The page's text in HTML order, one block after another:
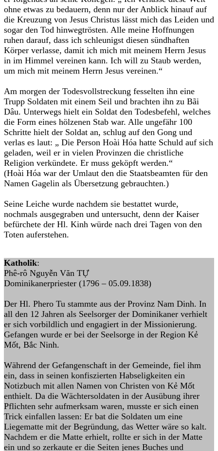
ohne etwas zu bedauern, denn nur der Anblick hinauf auf
die Kreuzung von Jesus Christus lässt mich das Leiden und
sogar den Tod hinwegtrösten. Alle meine Hoffnungen
ruhen darauf, dass ich schleunigst diesen sündhaften
Körper verlasse, damit ich mich mit meinem Herrn Jesus
in im Himmel vereinen kann. Ich will zu Staub werden,
um mich mit meinem Herrn Jesus vereinen.“
Am morgen der Todesvollstreckung fesselten ihn eine
Trupp Soldaten mit einem Seil und brachten ihn zu Bãi
Dâu. Unterwegs hielt ein Soldat den Todesbefehl, welches
die Form eines hölzenen Stab war. Alle ungefähr 100
Schritte hielt der Soldat an, schlug auf den Gong und
verlas es laut: „ Die Person Hoài Hóa hatte Schuld auf sich
geladen, weil er in vielen Provinzen die christliche
Religion verkündete. Er muss geköpft werden.“
(Hoài Hóa war der Umlaut den die Staatsbeamten für den
Namen Gagelin als Übersetzung gebrauchten.)
Seine Leiche wurde nachdem sie bestattet wurde,
nochmals ausgegraben und untersucht, denn der Kaiser
befürchete der Hl. Kinh würde nach drei Tagen von den
Toten auferstehen.
Katholik:
Phê-rô Nguyễn Văn TỰ
Dominikanerpriester (1796 – 05.09.1838)
Der Hl. Phero Tu stammte aus der Provinz Nam Dinh. In
all den 12 Jahren als Seelsorger der Dominikaner verhielt
er sich vorbildlich und engagiert in der Missionierung.
Gefangen wurde er bei der Seelsorge in der Region Kẻ
Mốt, Bắc Ninh.
Während der Gefangenschaft in der Gemeinde, fiel ihm
ein, dass in seinen konfiszierten Habseligkeiten ein
Notizbuch mit allen Namen von Christen von Kẻ Mốt
enthielt. Da die Wächtersoldaten in der Ausübung ihrer
Pflichten sehr aufmerksam waren, musste er sich einen
Trick einfallen lassen: Er bat die Soldaten um eine
Liegematte mit der Begründung, das Wetter wäre so kalt.
Nachdem er die Matte erhielt, rollte er sich in der Matte
ein und so zerkaute er die Seiten jenes Buches und